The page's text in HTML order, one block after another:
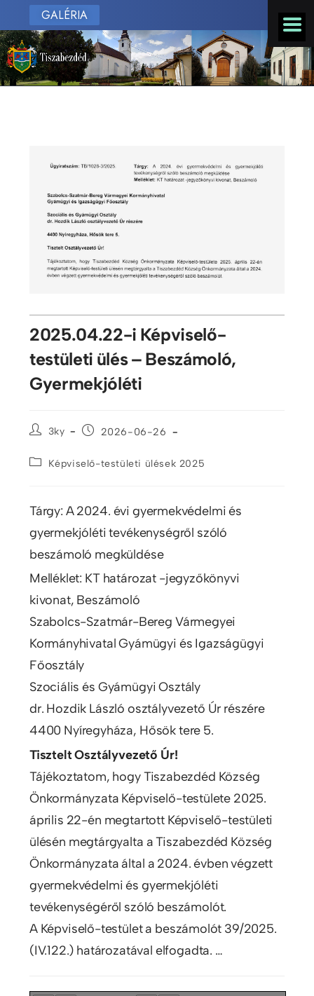
GALÉRIA
2025.04.22-i Képviselő-
testületi ülés – Beszámoló,
Gyermekjóléti
3ky 2026-06-26
Képviselő-testületi ülések 2025
Tárgy: A 2024. évi gyermekvédelmi és
gyermekjóléti tevékenységről szóló
beszámoló megküldése
Melléklet: KT határozat -jegyzőkönyvi
kivonat, Beszámoló
Szabolcs-Szatmár-Bereg Vármegyei
Kormányhivatal Gyámügyi és Igazságügyi
Főosztály
Szociális és Gyámügyi Osztály
dr. Hozdik László osztályvezető Úr részére
4400 Nyíregyháza, Hősök tere 5.
Tisztelt Osztályvezető Úr!
Tájékoztatom, hogy Tiszabezdéd Község
Önkormányzata Képviselő-testülete 2025.
április 22-én megtartott Képviselő-testületi
ülésén megtárgyalta a Tiszabezdéd Község
Önkormányzata által a 2024. évben végzett
gyermekvédelmi és gyermekjóléti
tevékenységéről szóló beszámolót.
A Képviselő-testület a beszámolót 39/2025.
(IV.122.) határozatával elfogadta. …